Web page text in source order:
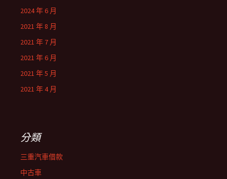
2024 年 6 月
2021 年 8 月
2021 年 7 月
2021 年 6 月
2021 年 5 月
2021 年 4 月
分類
三重汽車借款
中古車